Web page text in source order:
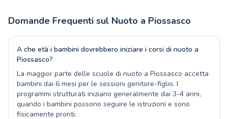
Domande Frequenti sul Nuoto a Piossasco
A che età i bambini dovrebbero iniziare i corsi di nuoto a
Piossasco?
La maggior parte delle scuole di nuoto a Piossasco accetta
bambini dai 6 mesi per le sessioni genitore-figlio. I
programmi strutturati iniziano generalmente dai 3-4 anni,
quando i bambini possono seguire le istruzioni e sono
fisicamente pronti.